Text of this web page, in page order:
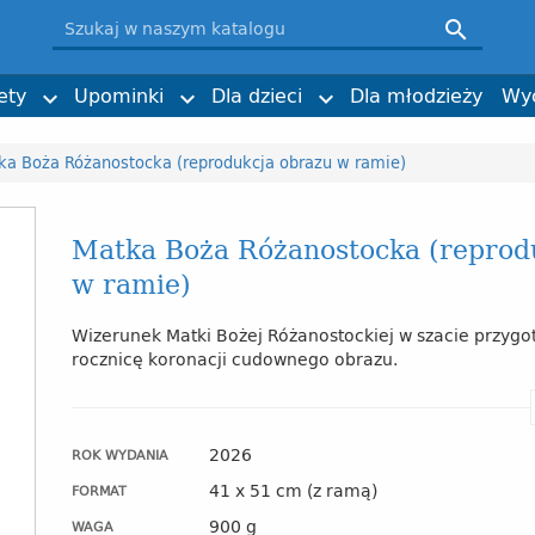

wspomnienia i świadectwa
Ksiądz Bosko i jego dzieło
Rodzina salezjańska w Polsce
Historia
 Obrazki i zakładki
Upominki  Imieniny, urodziny
Dla dzieci  Dla młodzieży
SDB
Pruś SDB
SDB
Klaudia Mizerska (ilustracje)
Kinga Sibilska
ks. Adam Cieślak SDB
Boża Różanostocka (reprodukcja obrazu w ramie)
Matka Boża Różanostocka
w ramie)
Wizerunek Matki Bożej Różanostockiej w szacie
rocznicę koronacji cudownego obrazu.
ROK WYDANIA 2026
FORMAT 41 x 51 cm (z ramą)
WAGA 900 g